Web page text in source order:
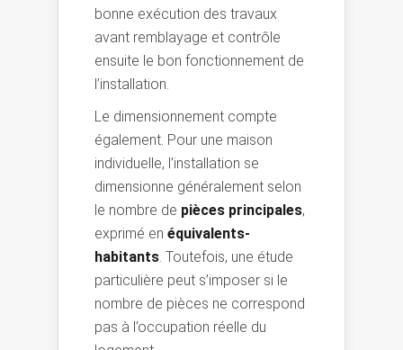
bonne exécution des travaux
avant remblayage et contrôle
ensuite le bon fonctionnement de
l’installation.
Le dimensionnement compte
également. Pour une maison
individuelle, l’installation se
dimensionne généralement selon
le nombre de pièces principales,
exprimé en équivalents-
habitants . Toutefois, une étude
particulière peut s’imposer si le
nombre de pièces ne correspond
pas à l’occupation réelle du